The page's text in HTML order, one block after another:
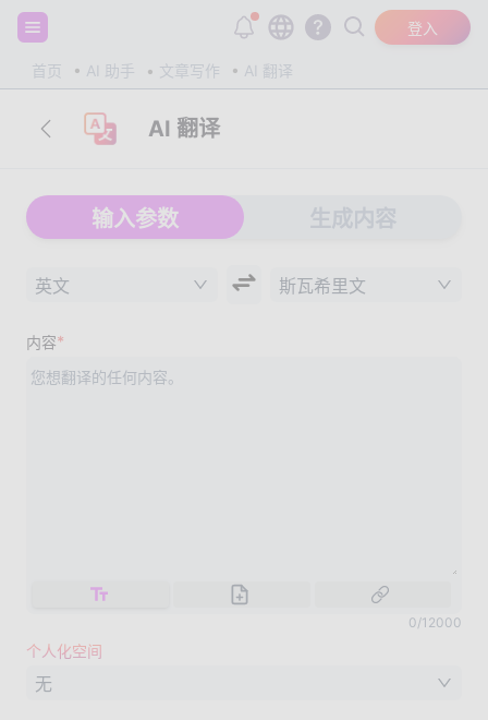
登入
首页 AI 助手 文章写作 AI 翻译
注册并获得 20,000 个免费 tokens！
AI 翻译
输入参数
英文 斯瓦希里文
内容*
0/12000
个人化空间
无